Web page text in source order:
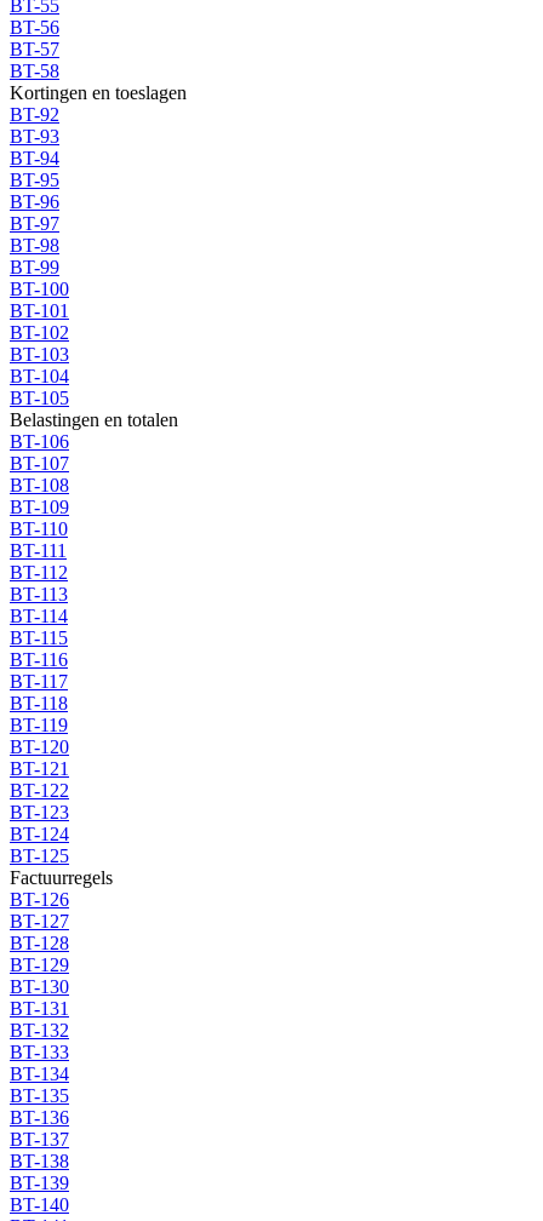
BT-55
BT-56
BT-57
BT-58
Kortingen en toeslagen
BT-92
BT-93
BT-94
BT-95
BT-96
BT-97
BT-98
BT-99
BT-100
BT-101
BT-102
BT-103
BT-104
BT-105
Belastingen en totalen
BT-106
BT-107
BT-108
BT-109
BT-110
BT-111
BT-112
BT-113
BT-114
BT-115
BT-116
BT-117
BT-118
BT-119
BT-120
BT-121
BT-122
BT-123
BT-124
BT-125
Factuurregels
BT-126
BT-127
BT-128
BT-129
BT-130
BT-131
BT-132
BT-133
BT-134
BT-135
BT-136
BT-137
BT-138
BT-139
BT-140